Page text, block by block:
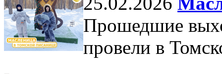
Прошедшие
провели в